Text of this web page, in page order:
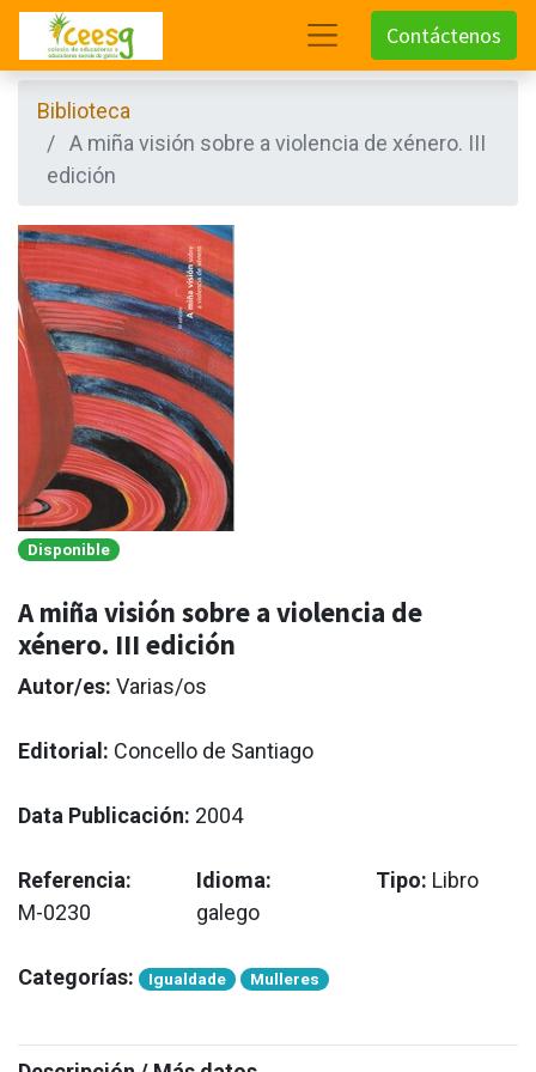
Contáctenos
Biblioteca
A miña visión sobre a violencia de xénero. III
edición
Disponible
A miña visión sobre a violencia de
xénero. III edición
Autor/es: Varias/os
Editorial: Concello de Santiago
Data Publicación: 2004
Referencia:
M-0230
Idioma:
galego
Tipo: Libro
Categorías: Igualdade Mulleres